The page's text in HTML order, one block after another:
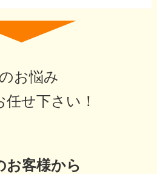
お悩み
任せ下さい！
お客様から